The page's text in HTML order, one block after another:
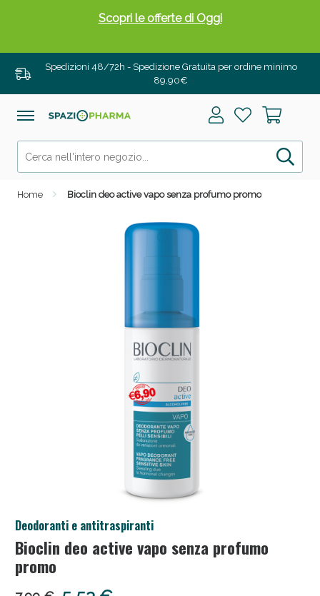
Spedizioni 48/72h - Spedizione Gratuita per ordine minimo
89,90€
Home Bioclin deo active vapo senza profumo promo
Deodoranti e antitraspiranti
Bioclin deo active vapo senza profumo
promo
Scopri le offerte di Oggi
Salini e Multivitaminici: oggi Sconto extra fino al